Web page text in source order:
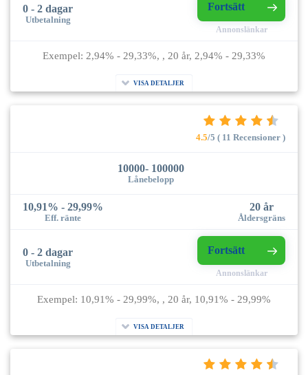
0 - 2 dagar
Utbetalning
Fortsätt
Annonslänkar
Exempel: 2,94% - 29,33%, , 20 år, 2,94% - 29,33%
VISA DETALJER
4.5/5 ( 11 Recensioner )
10000- 100000
Lånebelopp
10,91% - 29,99%
Eff. ränte
20 år
Åldersgräns
0 - 2 dagar
Utbetalning
Fortsätt
Annonslänkar
Exempel: 10,91% - 29,99%, , 20 år, 10,91% - 29,99%
VISA DETALJER